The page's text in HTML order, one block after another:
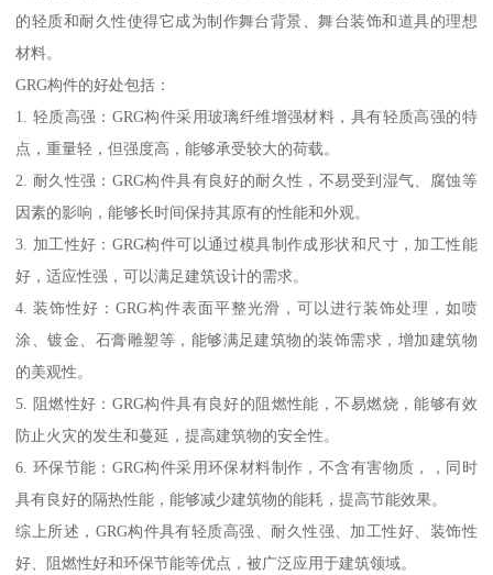
的轻质和耐久性使得它成为制作舞台背景、舞台装饰和道具的理想
材料。
GRG构件的好处包括：
1. 轻质高强：GRG构件采用玻璃纤维增强材料，具有轻质高强的特
点，重量轻，但强度高，能够承受较大的荷载。
2. 耐久性强：GRG构件具有良好的耐久性，不易受到湿气、腐蚀等
因素的影响，能够长时间保持其原有的性能和外观。
3. 加工性好：GRG构件可以通过模具制作成形状和尺寸，加工性能
好，适应性强，可以满足建筑设计的需求。
4. 装饰性好：GRG构件表面平整光滑，可以进行装饰处理，如喷
涂、镀金、石膏雕塑等，能够满足建筑物的装饰需求，增加建筑物
的美观性。
5. 阻燃性好：GRG构件具有良好的阻燃性能，不易燃烧，能够有效
防止火灾的发生和蔓延，提高建筑物的安全性。
6. 环保节能：GRG构件采用环保材料制作，不含有害物质，，同时
具有良好的隔热性能，能够减少建筑物的能耗，提高节能效果。
综上所述，GRG构件具有轻质高强、耐久性强、加工性好、装饰性
好、阻燃性好和环保节能等优点，被广泛应用于建筑领域。